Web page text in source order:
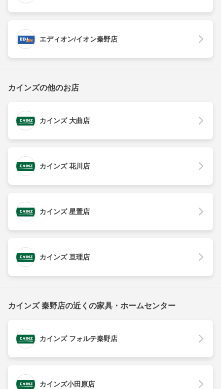
エディオン/イオン秦野店
カインズの他のお店
カインズ 大曲店
カインズ 花川店
カインズ 星置店
カインズ 亘理店
カインズ 秦野店の近くの家具・ホームセンター
カインズ フォルテ秦野店
カインズ小田原店